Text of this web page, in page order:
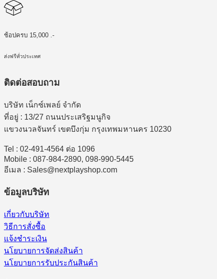
ช้อปครบ 15,000 .-
ส่งฟรีทั่วประเทศ
ติดต่อสอบถาม
บริษัท เน็กซ์เพลย์ จำกัด
ที่อยู่ : 13/27 ถนนประเสริฐมนูกิจ
แขวงนวลจันทร์ เขตบึงกุ่ม กรุงเทพมหานคร 10230
Tel : 02-491-4564 ต่อ 1096
Mobile : 087-984-2890, 098-990-5445
อีเมล : Sales@nextplayshop.com
ข้อมูลบริษัท
เกี่ยวกับบริษัท
วิธีการสั่งซื้อ
แจ้งชำระเงิน
นโยบายการจัดส่งสินค้า
นโยบายการรับประกันสินค้า